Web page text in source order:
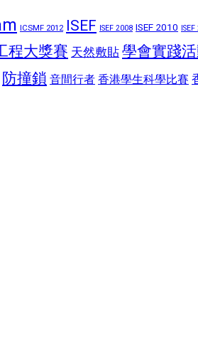
ICSMF 2012 ISEF ISEF 2008 ISEF 2010
程大獎賽 天然敷貼 學會實踐
防撞鎖 音間行者 香港學生科學比賽